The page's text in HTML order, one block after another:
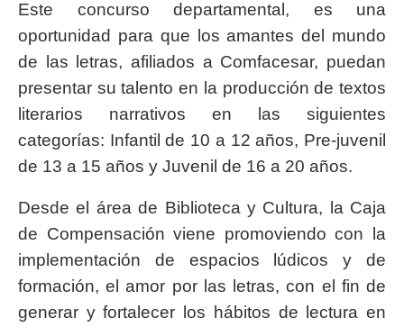
Este concurso departamental, es una
oportunidad para que los amantes del mundo
de las letras, afiliados a Comfacesar, puedan
presentar su talento en la producción de textos
literarios narrativos en las siguientes
categorías: Infantil de 10 a 12 años, Pre-juvenil
de 13 a 15 años y Juvenil de 16 a 20 años.
Desde el área de Biblioteca y Cultura, la Caja
de Compensación viene promoviendo con la
implementación de espacios lúdicos y de
formación, el amor por las letras, con el fin de
generar y fortalecer los hábitos de lectura en